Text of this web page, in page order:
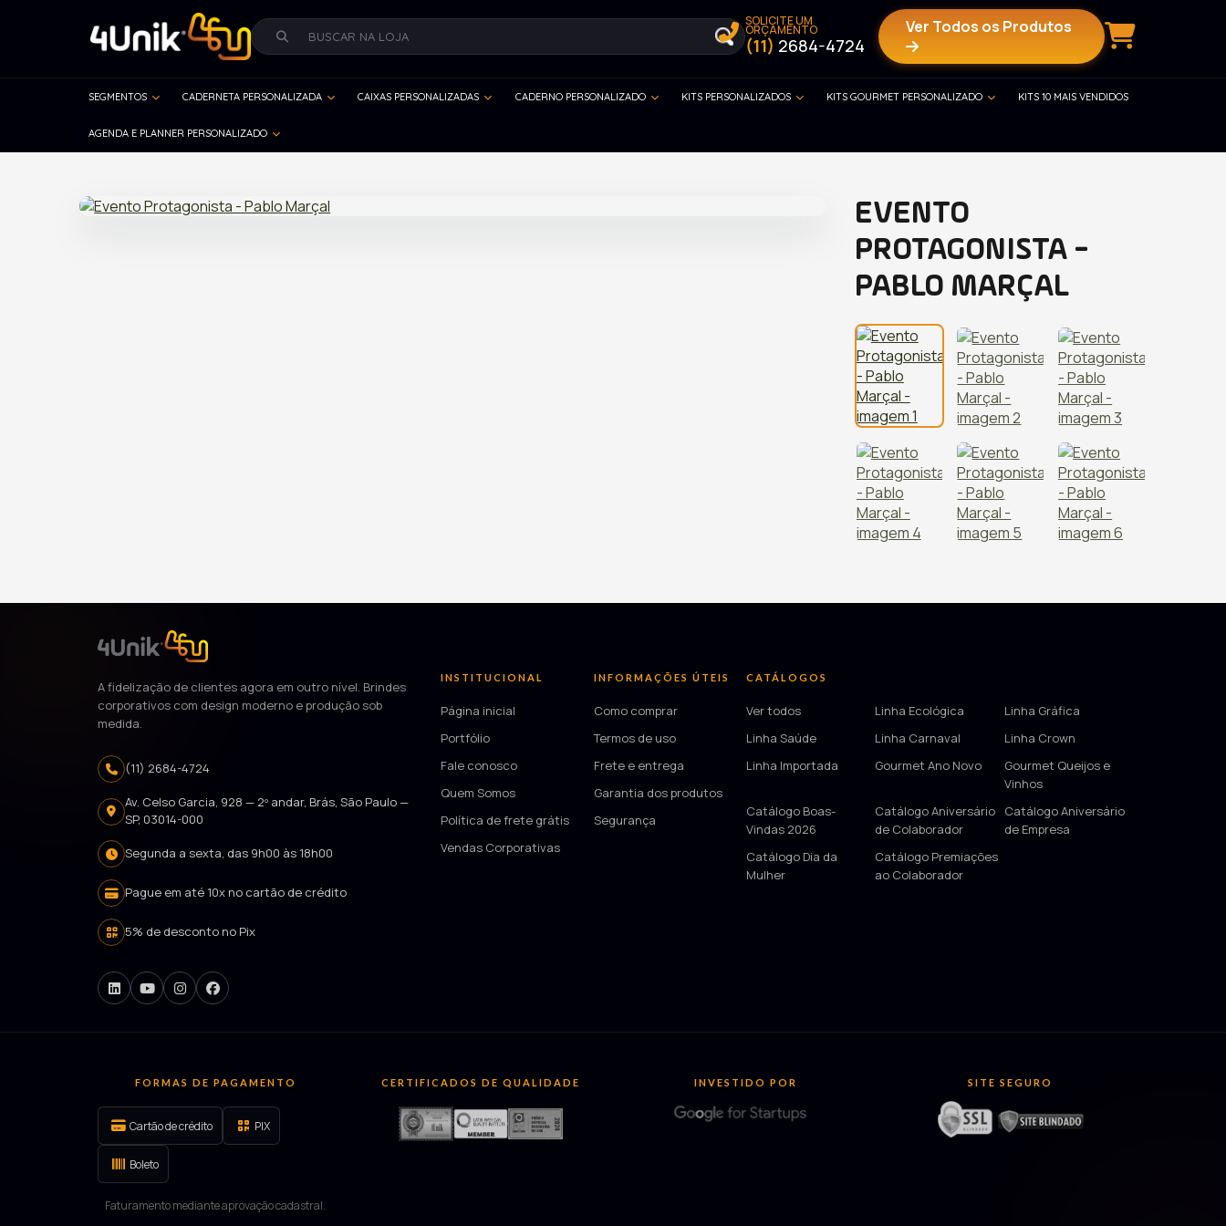
SOLICITE UM
ORÇAMENTO
(11) 2684-4724
Ver Todos os Produtos
SEGMENTOS CADERNETA PERSONALIZADA CAIXAS PERSONALIZADAS CADERNO PERSONALIZADO KITS PERSONALIZADOS KITS GOURMET PERSONALIZADO KITS 10 MAIS VENDIDOS
AGENDA E PLANNER PERSONALIZADO
EVENTO
PROTAGONISTA -
PABLO MARÇAL
A fidelização de clientes agora em outro nível. Brindes
corporativos com design moderno e produção sob
medida.
(11) 2684-4724
Av. Celso Garcia, 928 — 2º andar, Brás, São Paulo —
SP, 03014-000
Segunda a sexta, das 9h00 às 18h00
Pague em até 10x no cartão de crédito
5% de desconto no Pix
INSTITUCIONAL
Página inicial
Portfólio
Fale conosco
Quem Somos
Política de frete grátis
Vendas Corporativas
INFORMAÇÕES ÚTEIS
Como comprar
Termos de uso
Frete e entrega
Garantia dos produtos
Segurança
CATÁLOGOS
Ver todos Linha Ecológica
Linha Gráfica
Linha Saúde
Linha Carnaval
Linha Crown
Linha Importada
Gourmet Ano Novo
Gourmet Queijos e
Vinhos
Catálogo Boas-
Vindas 2026
Catálogo Aniversário
de Colaborador
Catálogo Aniversário
de Empresa
Catálogo Dia da
Mulher
Catálogo Premiações
ao Colaborador
FORMAS DE PAGAMENTO
Cartão de crédito PIX
Boleto
Faturamento mediante aprovação cadastral.
CERTIFICADOS DE QUALIDADE INVESTIDO POR SITE SEGURO